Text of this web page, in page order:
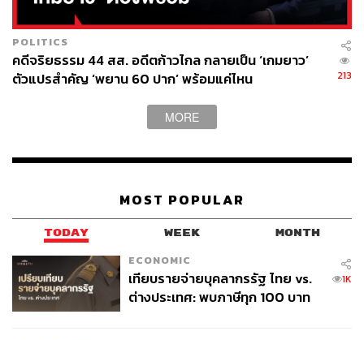
POLITICS
คดีจริยธรรม 44 สส. อดีตก้าวไกล กลายเป็น ‘เกมยาว’
ตัวแปรสำคัญ ‘พยาน 60 ปาก’ พร้อมแค่ไหน
213
MORE
MOST POPULAR
TODAY WEEK MONTH
ECONOMIC
เทียบรายจ่ายบุคลากรรัฐ ไทย vs.
ต่างประเทศ: พบภาษีทุก 100 บาท
1K